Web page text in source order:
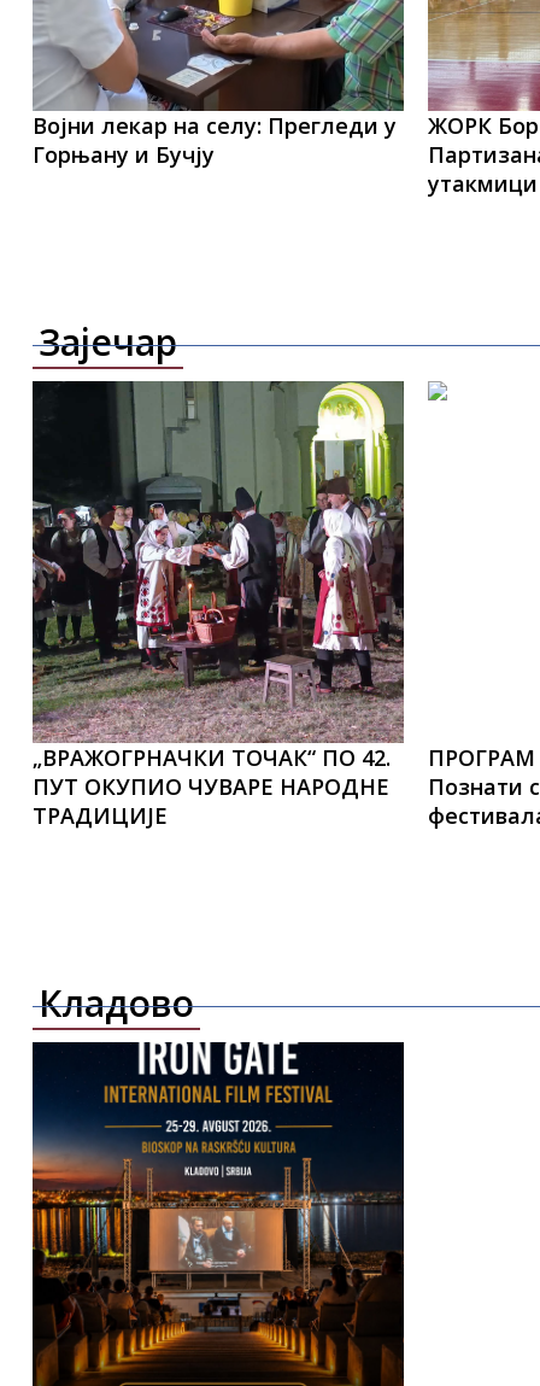
Војни лекар на селу: Прегледи у
Горњану и Бучју
ЖОРК
Зајечар
„ВРАЖОГРНАЧКИ ТОЧАК“ ПО 42.
ПУТ ОКУПИО ЧУВАРЕ НАРОДНЕ
ТРАДИЦИЈЕ
ПРОГРАМ
Познати
Кладово